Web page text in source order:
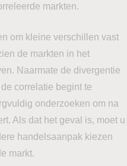
markten.
om kleine verschillen vast
de markten in het
Naarmate de divergentie
correlatie begint te
onderzoeken om na
Als dat het geval is, moet u
handelsaanpak kiezen
markt.